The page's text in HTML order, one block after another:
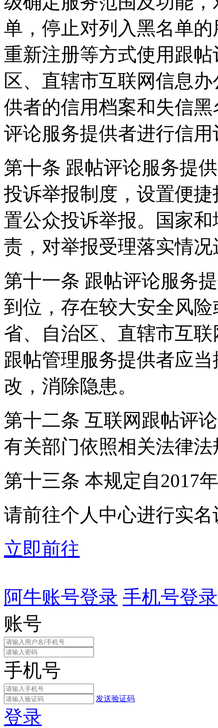
单，停止对列入黑名单
重新注册等方式使用跟
区、直辖市互联网信息
供者的信用档案和失信
评论服务提供者进行信用
第十条 跟帖评论服务提
投诉举报制度，设置便
置公众投诉举报。国家
责，对举报受理落实情
第十一条 跟帖评论服务
到位，存在较大安全风
省、自治区、直辖市互
跟帖管理服务提供者应
改，消除隐患。
第十二条 互联网跟帖评
有关部门依照相关法律
第十三条 本规定自2017
请前往个人中心进行实名
立即前往
阿牛账号登录 手机号登录
账号
手机号
发送验证码
登录